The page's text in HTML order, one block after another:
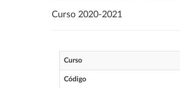
Curso 2020-2021
Curso
Código